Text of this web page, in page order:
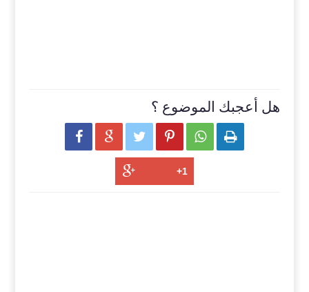
هل أعجبك الموضوع ؟
     